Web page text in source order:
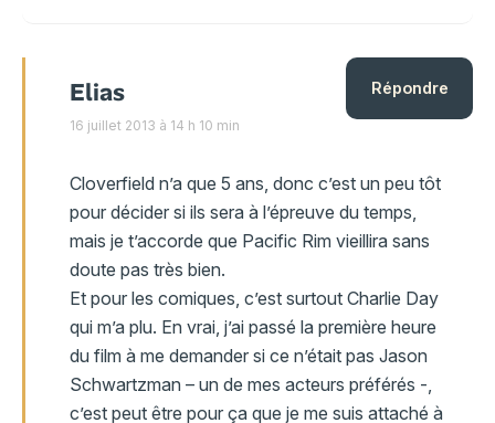
Elias
16 juillet 2013 à 14 h 10 min
Cloverfield n’a que 5 ans, donc c’est un peu tôt
pour décider si ils sera à l’épreuve du temps,
mais je t’accorde que Pacific Rim vieillira sans
doute pas très bien.
Et pour les comiques, c’est surtout Charlie Day
qui m’a plu. En vrai, j’ai passé la première heure
du film à me demander si ce n’était pas Jason
Schwartzman – un de mes acteurs préférés -,
c’est peut être pour ça que je me suis attaché à
Répondre